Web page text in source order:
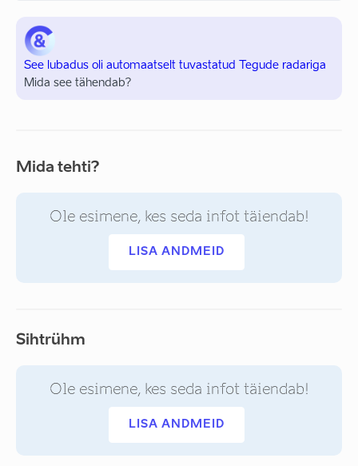
See lubadus oli automaatselt tuvastatud Tegude radariga
Mida see tähendab?
Mida tehti?
Ole esimene, kes seda infot täiendab!
LISA ANDMEID
Sihtrühm
Ole esimene, kes seda infot täiendab!
LISA ANDMEID